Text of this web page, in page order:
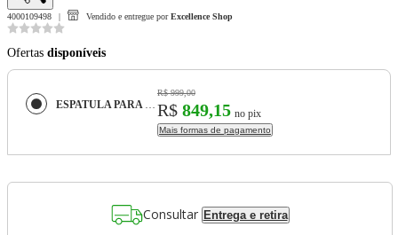
4000109498 Vendido e entregue por Excellence Shop
Ofertas disponíveis
ESPATULA PARA PIZZA OONI LISA ALUMINIO 16 40CM UU-P0B000
R$ 999,00
R$ 849,15 no pix
Mais formas de pagamento
Consultar Entrega e retira